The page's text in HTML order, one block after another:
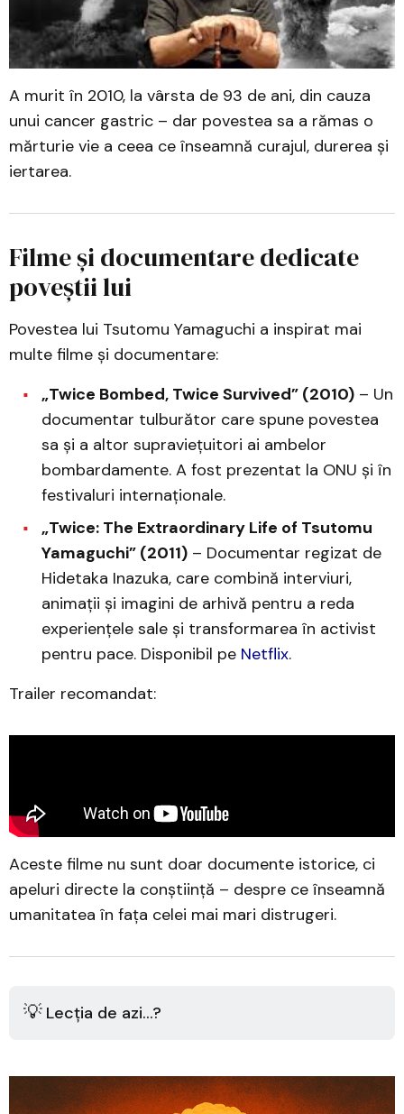
A murit în 2010, la vârsta de 93 de ani, din cauza
unui cancer gastric – dar povestea sa a rămas o
mărturie vie a ceea ce înseamnă curajul, durerea și
iertarea.
Filme și documentare dedicate
poveștii lui
Povestea lui Tsutomu Yamaguchi a inspirat mai
multe filme și documentare:
„Twice Bombed, Twice Survived” (2010) – Un
documentar tulburător care spune povestea
sa și a altor supraviețuitori ai ambelor
bombardamente. A fost prezentat la ONU și în
festivaluri internaționale.
„Twice: The Extraordinary Life of Tsutomu
Yamaguchi” (2011) – Documentar regizat de
Hidetaka Inazuka, care combină interviuri,
animații și imagini de arhivă pentru a reda
experiențele sale și transformarea în activist
pentru pace. Disponibil pe Netflix.
Trailer recomandat:
Aceste filme nu sunt doar documente istorice, ci
apeluri directe la conștiință – despre ce înseamnă
umanitatea în fața celei mai mari distrugeri.
💡 Lecția de azi...?